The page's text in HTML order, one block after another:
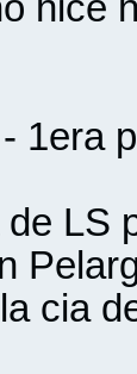
1era
LS
cia